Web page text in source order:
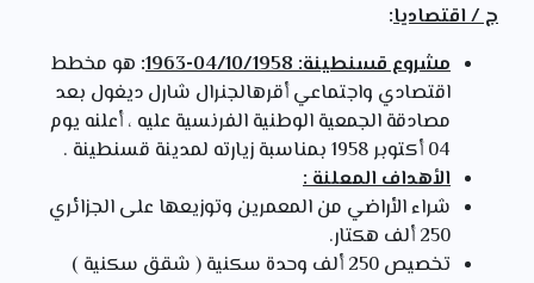
ج / اقتصاديا:
مشروع قسنطينة: 04/10/1958-1963
: هو مخطط
اقتصادي واجتماعي أقرهالجنرال شارل ديغول بعد
مصادقة الجمعية الوطنية الفرنسية عليه ، أعلنه يوم
04 أكتوبر 1958 بمناسبة زيارته لمدينة قسنطينة .
الأهداف المعلنة :
شراء الأراضي من المعمرين وتوزيعها على الجزائري
250 ألف هكتار.
تخصيص 250 ألف وحدة سكنية ( شقق سكنية )